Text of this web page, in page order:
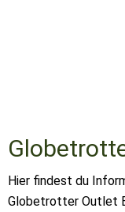
Hier findest du
Globetrotter Outlet